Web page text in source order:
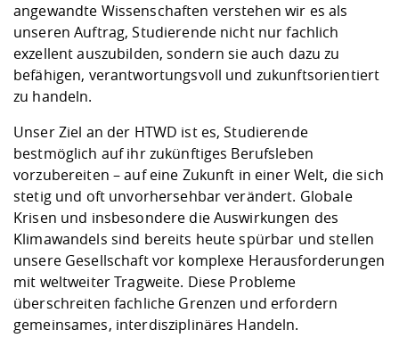
Vorbereitung
Studien- und
und Physik
Digitales Lernen
Fremdsprachen
Jobs, Praktika,
Studieren in
Lebenslagen
Studentenwerk
Angebote der
Arbeit
Career Service
Lehren,
Weiterbilden im
Formulare und
Internationale
Formulare und
FIS -
Prototyping und
Kooperationen
Kontakt &
Klimaschutz &
Förderverein
Gremien und
Informatik/
Landbau/
Maschinenbau
Angebote für Unternehmen
Kontakt und Anfahrt
Qualitätssicherung
angewandte Wissenschaften verstehen wir es als
unseren Auftrag, Studierende nicht nur fachlich
exzellent auszubilden, sondern sie auch dazu zu
befähigen, verantwortungsvoll und zukunftsorientiert
zu handeln.
Unser Ziel an der HTWD ist es, Studierende
bestmöglich auf ihr zukünftiges Berufsleben
vorzubereiten – auf eine Zukunft in einer Welt, die sich
stetig und oft unvorhersehbar verändert. Globale
Krisen und insbesondere die Auswirkungen des
Klimawandels sind bereits heute spürbar und stellen
unsere Gesellschaft vor komplexe Herausforderungen
mit weltweiter Tragweite. Diese Probleme
überschreiten fachliche Grenzen und erfordern
gemeinsames, interdisziplinäres Handeln.